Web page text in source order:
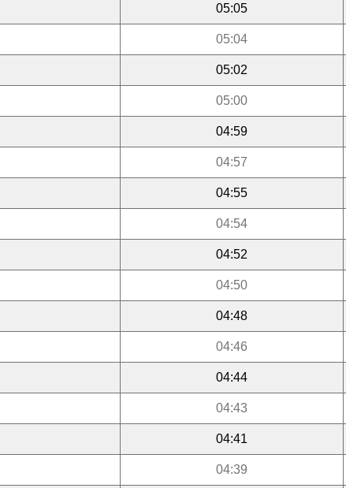
05:05
05:04
05:02
05:00
04:59
04:57
04:55
04:54
04:52
04:50
04:48
04:46
04:44
04:43
04:41
04:39